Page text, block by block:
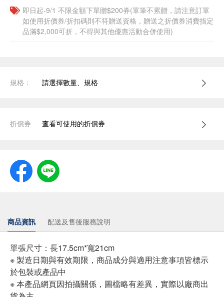
即日起-9/1 不限金額下單贈$200券(單筆不累贈，請注意訂單
如使用折價券/折扣碼則不符贈送資格，贈送之折價券消費指定
品滿$2,000可折，不得與其他優惠活動合併使用)
規格： 請選擇數量、規格
折價券 查看可使用的折價券
商品資訊 配送及售後服務說明
單張尺寸：長17.5cm*寬21cm
※ 製造日期與有效期限，商品成分與適用注意事項皆標示
於包裝或產品中
※ 本產品網頁因拍攝關係，圖檔略有差異，實際以廠商出